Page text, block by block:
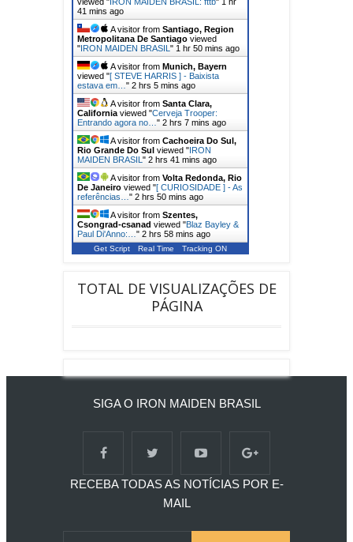
41 mins ago
A visitor from Santiago, Region
Metropolitana De Santiago viewed
"IRON MAIDEN BRASIL " 1 hr 50 mins ago
A visitor from Munich, Bayern
viewed "[ STEVE HARRIS ] - Baixista
estava em… " 2 hrs 5 mins ago
A visitor from Santa Clara,
California viewed "Cerveja Trooper:
Entrando agora no… " 2 hrs 7 mins ago
A visitor from Cachoeira Do Sul,
Rio Grande Do Sul viewed "IRON
MAIDEN BRASIL " 2 hrs 41 mins ago
A visitor from Volta Redonda, Rio
De Janeiro viewed "[ CURIOSIDADE ] - As
referências… " 2 hrs 50 mins ago
A visitor from Szentes,
Csongrad-csanad viewed "Blaz Bayley &
Paul Di'Anno:… " 2 hrs 58 mins ago
Get Script Real Time Tracking ON
TOTAL DE VISUALIZAÇÕES DE
PÁGINA
SIGA O IRON MAIDEN BRASIL
RECEBA TODAS AS NOTÍCIAS POR E-
MAIL